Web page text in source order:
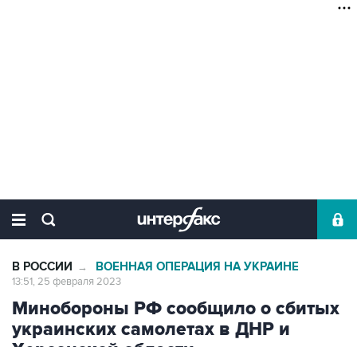
В РОССИИ → ВОЕННАЯ ОПЕРАЦИЯ НА УКРАИНЕ
13:51, 25 февраля 2023
Минобороны РФ сообщило о сбитых
украинских самолетах в ДНР и